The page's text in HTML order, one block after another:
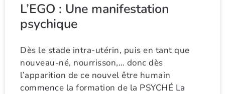
L’EGO : Une manifestation
psychique
Dès le stade intra-utérin, puis en tant que
nouveau-né, nourrisson,… donc dès
l’apparition de ce nouvel être humain
commence la formation de la PSYCHÉ La